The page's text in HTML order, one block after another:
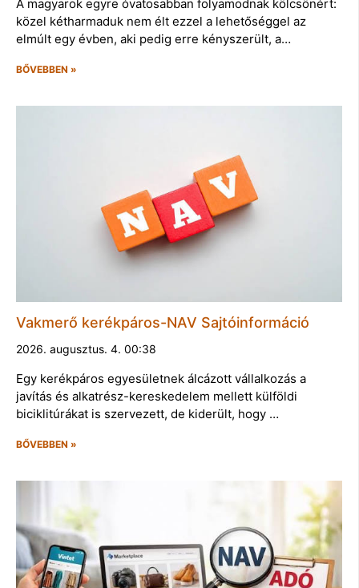
A magyarok egyre óvatosabban folyamodnak kölcsönért:
közel kétharmaduk nem élt ezzel a lehetőséggel az
elmúlt egy évben, aki pedig erre kényszerült, a…
BŐVEBBEN »
Vakmerő kerékpáros-NAV Sajtóinformáció
2026. augusztus. 4. 00:38
Egy kerékpáros egyesületnek álcázott vállalkozás a
javítás és alkatrész-kereskedelem mellett külföldi
biciklitúrákat is szervezett, de kiderült, hogy …
BŐVEBBEN »